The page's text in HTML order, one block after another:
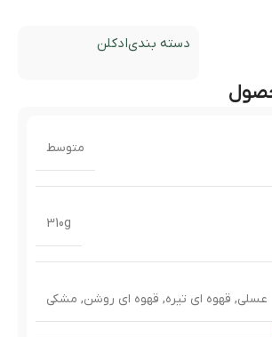
دسته بندیادکلن
متوسط
310g
عسلی, قهوه ای تیره, قهوه ای روشن, مشکی